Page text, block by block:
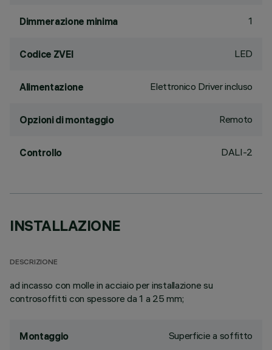
Dimmerazione minima 1
Codice ZVEI LED
Alimentazione Elettronico Driver incluso
Opzioni di montaggio Remoto
Controllo DALI-2
INSTALLAZIONE
DESCRIZIONE
ad incasso con molle in acciaio per installazione su
controsoffitti con spessore da 1 a 25 mm;
Montaggio Superficie a soffitto